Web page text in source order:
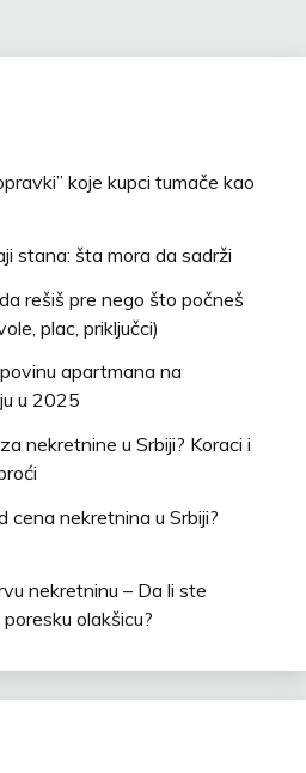
koje kupci tumače kao
stana: šta mora da sadrži
rešiš pre nego što počneš
plac, priključci)
apartmana na
u 2025
nekretnine u Srbiji? Koraci i
cena nekretnina u Srbiji?
nekretninu – Da li ste
olakšicu?